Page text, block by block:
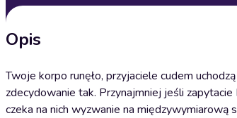
Opis
Twoje korpo runęło, przyjaciele cudem
zdecydowanie tak. Przynajmniej jeśli
czeka na nich wyzwanie na